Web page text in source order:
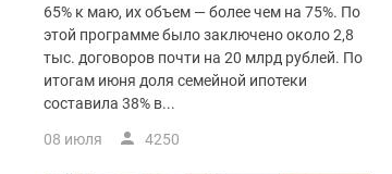
класса
Рассрочка
Траншевая
ипотека
коттеджи
65% к маю, их объем — более чем на 75%. По
этой программе было заключено около 2,8
тыс. договоров почти на 20 млрд рублей. По
итогам июня доля семейной ипотеки
составила 38% в...
08 июля 4250